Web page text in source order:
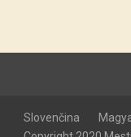
Slovenčina